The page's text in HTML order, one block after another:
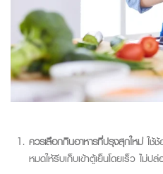
ควรเลือกกินอาหารที่ปรุงสุกใหม่ ใช้
หมดให้รีบเก็บเข้าตู้เย็นโดยเร็ว ไ